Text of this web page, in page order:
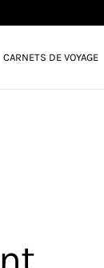
CARNETS DE VOYAGE